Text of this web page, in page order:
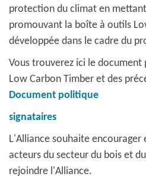
protection du climat en
promouvant la boîte à outils
développée dans le cadre du
Vous trouverez ici le
Low Carbon Timber et des
Document politique
signataires
L'Alliance souhaite encourager
acteurs du secteur du bois et
rejoindre l'Alliance.